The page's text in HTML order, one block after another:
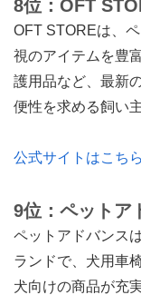
8位：OFT
OFT STOREは、
視のアイテムを豊
護用品など、最新
便性を求める飼い
公式サイトはこちら
9位：ペットア
ペットアドバンス
ランドで、犬用車
犬向けの商品が充